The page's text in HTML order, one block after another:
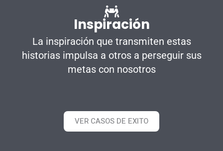
Inspiración
La inspiración que transmiten estas
historias impulsa a otros a perseguir sus
metas con nosotros
VER CASOS DE EXITO